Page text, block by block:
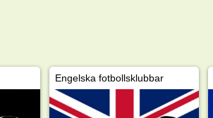
Engelska fotbollsklubbar